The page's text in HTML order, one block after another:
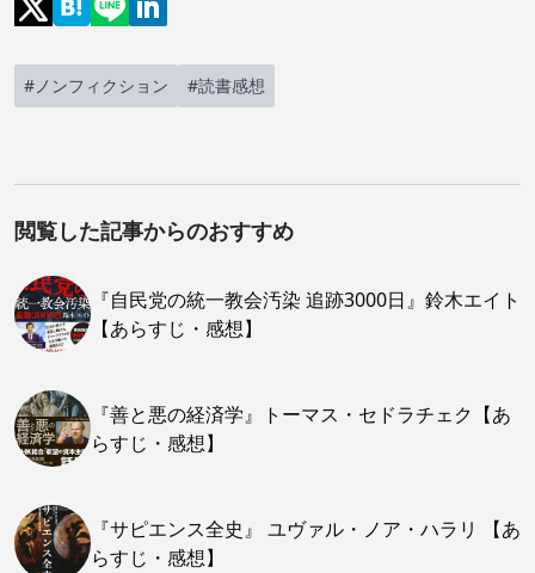
#ノンフィクション #読書感想
閲覧した記事からのおすすめ
『自民党の統一教会汚染 追跡3000日』鈴木エイト
【あらすじ・感想】
『善と悪の経済学』トーマス・セドラチェク【あ
らすじ・感想】
『サピエンス全史』 ユヴァル・ノア・ハラリ 【あ
らすじ・感想】